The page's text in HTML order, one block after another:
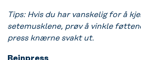
Tips: Hvis du har vanskelig for å
setemusklene, prøv å vinkle
press knærne svakt ut.